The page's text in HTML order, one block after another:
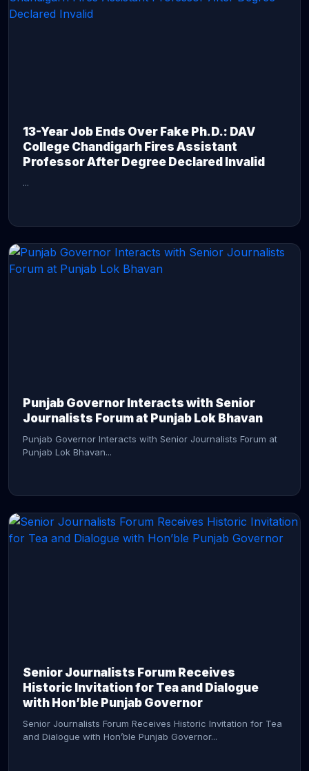
13-Year Job Ends Over Fake Ph.D.: DAV
College Chandigarh Fires Assistant
Professor After Degree Declared Invalid
...
Punjab Governor Interacts with Senior
Journalists Forum at Punjab Lok Bhavan
Punjab Governor Interacts with Senior Journalists Forum at
Punjab Lok Bhavan...
Senior Journalists Forum Receives
Historic Invitation for Tea and Dialogue
with Hon’ble Punjab Governor
Senior Journalists Forum Receives Historic Invitation for Tea
and Dialogue with Hon’ble Punjab Governor...